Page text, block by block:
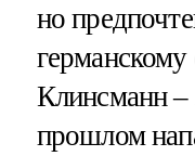
но
Клинсманн –
прошлом